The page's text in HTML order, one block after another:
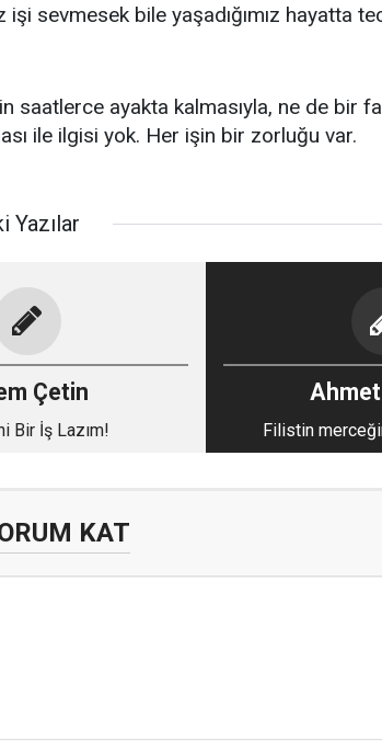
işi sevmesek bile yaşadığımız hayatta
saatlerce ayakta kalmasıyla, ne de bir
ile ilgisi yok. Her işin bir zorluğu var.
Yazılar
Çetin
Bir İş Lazım!
Filistin
KAT